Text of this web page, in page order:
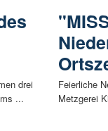
drei
...
Feierliche
Metzgerei